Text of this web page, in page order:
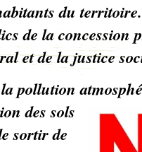
du
de la concession
et de la justice
pollution
des sols
sortir de